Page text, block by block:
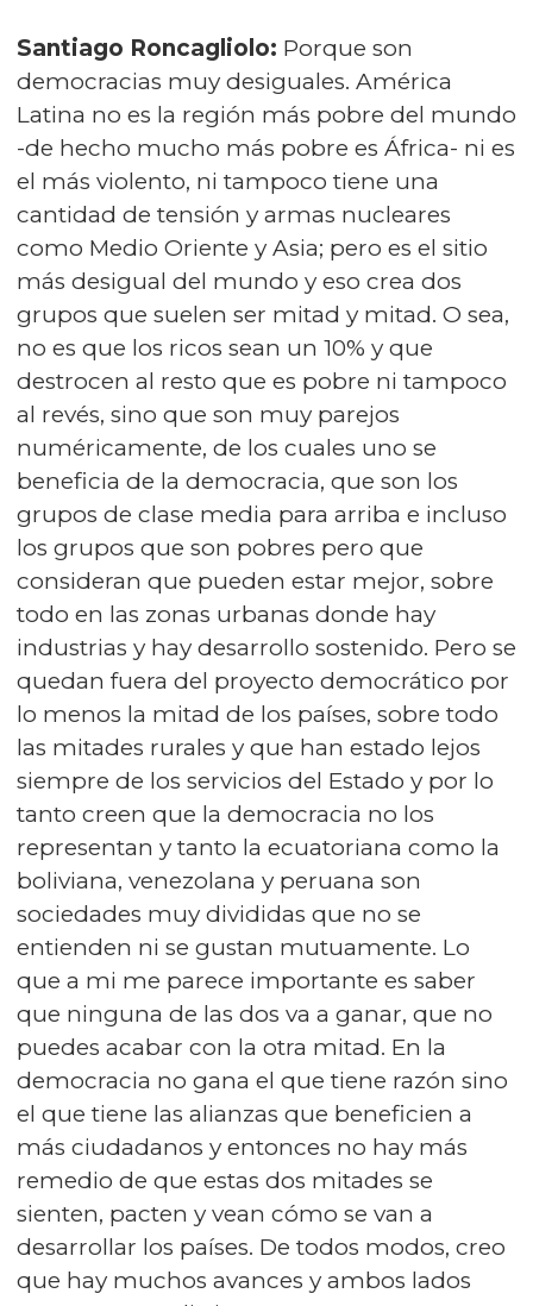
Santiago Roncagliolo: Porque son
democracias muy desiguales. América
Latina no es la región más pobre del mundo
-de hecho mucho más pobre es África- ni es
el más violento, ni tampoco tiene una
cantidad de tensión y armas nucleares
como Medio Oriente y Asia; pero es el sitio
más desigual del mundo y eso crea dos
grupos que suelen ser mitad y mitad. O sea,
no es que los ricos sean un 10% y que
destrocen al resto que es pobre ni tampoco
al revés, sino que son muy parejos
numéricamente, de los cuales uno se
beneficia de la democracia, que son los
grupos de clase media para arriba e incluso
los grupos que son pobres pero que
consideran que pueden estar mejor, sobre
todo en las zonas urbanas donde hay
industrias y hay desarrollo sostenido. Pero se
quedan fuera del proyecto democrático por
lo menos la mitad de los países, sobre todo
las mitades rurales y que han estado lejos
siempre de los servicios del Estado y por lo
tanto creen que la democracia no los
representan y tanto la ecuatoriana como la
boliviana, venezolana y peruana son
sociedades muy divididas que no se
entienden ni se gustan mutuamente. Lo
que a mi me parece importante es saber
que ninguna de las dos va a ganar, que no
puedes acabar con la otra mitad. En la
democracia no gana el que tiene razón sino
el que tiene las alianzas que beneficien a
más ciudadanos y entonces no hay más
remedio de que estas dos mitades se
sienten, pacten y vean cómo se van a
desarrollar los países. De todos modos, creo
que hay muchos avances y ambos lados